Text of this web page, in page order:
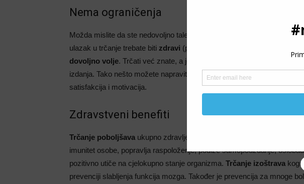
Nema ograničenja
Možda mislite da ste nedovoljno talentovani ili previše stari. To nisu
ulazak u trčanje trebate biti zdravi (prethodno se možete konsultovati
dovoljno volje. Trčati već znate, a jedina pobjeda koju trebate ostvariti
izdanja. Tako nešto možete napraviti jednako u 6. godini, 26. ili 66.
satisfakcija i motivacija.
Zdravstveni benefiti
Trčanje poboljšava ukupno zdravlje pojedinca, tjelesno i psihičko, te
imunitet osobe, popravlja raspoloženje, podiže samopouzdanje,
pozitivno utiče na cjelokupno stanje organizma. Trčanje izoštrava
prevenciji slabljenja funkcija mozga. Također je prevencija za mnoge